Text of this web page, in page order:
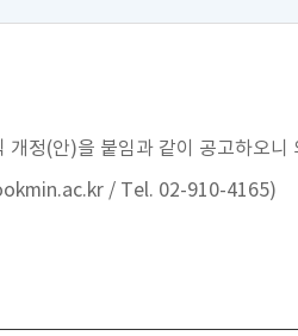
개정(안)을 붙임과 같이 공고하오
/ Tel. 02-910-4165)